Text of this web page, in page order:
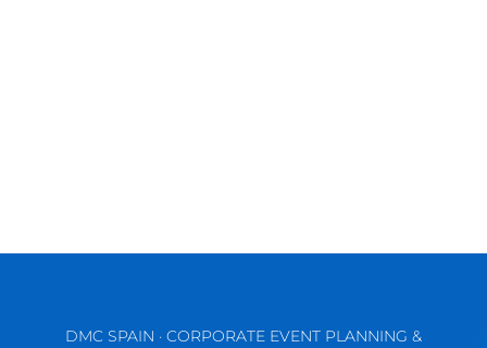
DMC SPAIN · CORPORATE EVENT PLANNING &